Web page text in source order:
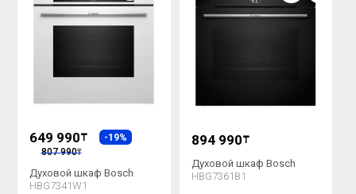
649 990₸
-19%
807 990₸
Духовой шкаф Bosch
HBG7341W1
894 990₸
Духовой шкаф Bosch
HBG7361B1